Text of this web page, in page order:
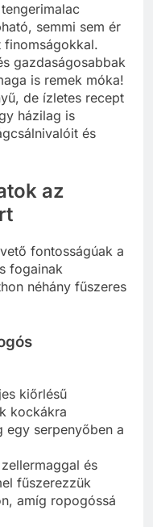
semmi sem ér
gazdaságosabbak
is remek móka!
de ízletes recept
házilag is
és
az
fontosságúak a
fogainak
néhány fűszeres
kiőrlésű
kockákra
egy serpenyőben a
és
fűszerezzük
amíg ropogóssá